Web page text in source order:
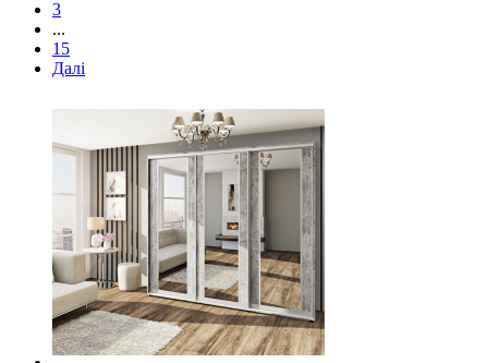
3
...
15
Далі